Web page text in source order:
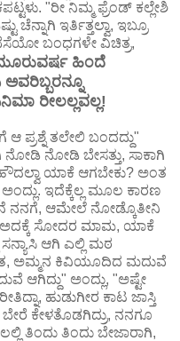
"ರೀ ನಿಮ್ಮ ಫ್ರೆಂಡ್ ಕಲ್ಲೇಶಿ
ಚೆನ್ನಾಗಿ ಇರ್ತಿತ್ತಲ್ವಾ, ಇಬ್ರೂ
ಬಂಧಗಳೇ ವಿಚಿತ್ರ,
ಮೂರುವರ್ಷ ಹಿಂದೆ
ರೀಲಲ್ಲವಲ್ಲ!
ಪ್ರಶ್ನೆ ತಲೇಲಿ ಬಂದದ್ದು"
ನೋಡಿ ನೋಡಿ ಬೇಸತ್ತು, ಸಾಕಾಗಿ
ಯಾಕೆ ಆಗಬೇಕು? ಅಂತ
ಇದೆಕ್ಕೆಲ್ಲ ಮೂಲ ಕಾರಣ
ನನಗೆ, ಆಮೇಲೆ ನೋಡ್ಕೊತೀನಿ
ಅದಕ್ಕೆ ಸೋದರ ಮಾಮ, ಯಾಕೆ
ಸನ್ಯಾಸಿ ಆಗಿ ಎಲ್ಲಿ ಮಠ
ಅಮ್ಮನ ಕಿವಿಯೂದಿದ ಮದುವೆ
ಆಗಿದ್ದು" ಅಂದ್ಲು, "ಅಷ್ಟೇ
ಹುಡುಗೀರ ಕಾಟ ಜಾಸ್ತಿ
ಕೇಳತೊಡಗಿದ್ರು, ನನಗೂ
ತಿಂದು ತಿಂದು ಬೇಜಾರಾಗಿ,